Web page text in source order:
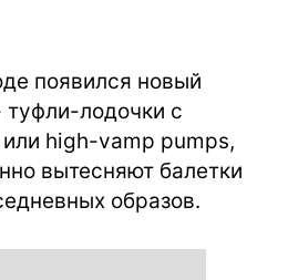
появился новый
туфли-лодочки с
high-vamp pumps,
вытесняют балетки
образов.